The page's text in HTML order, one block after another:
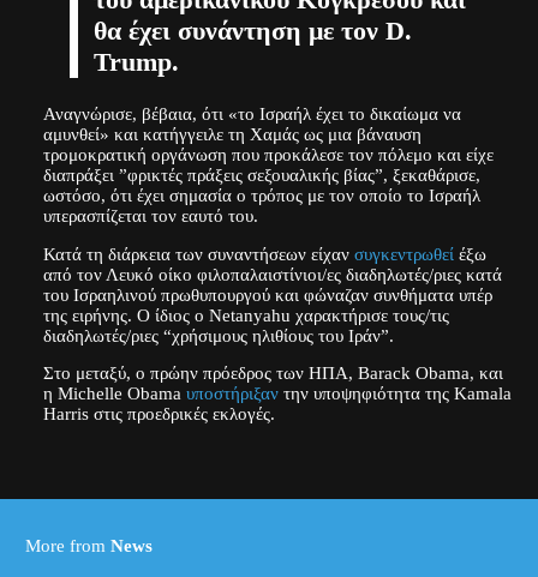
θα έχει συνάντηση με τον D.
Trump.
Αναγνώρισε, βέβαια, ότι «το Ισραήλ έχει το δικαίωμα να
αμυνθεί» και κατήγγειλε τη Χαμάς ως μια βάναυση
τρομοκρατική οργάνωση που προκάλεσε τον πόλεμο και είχε
διαπράξει ”φρικτές πράξεις σεξουαλικής βίας”, ξεκαθάρισε,
ωστόσο, ότι έχει σημασία ο τρόπος με τον οποίο το Ισραήλ
υπερασπίζεται τον εαυτό του.
Κατά τη διάρκεια των συναντήσεων είχαν συγκεντρωθείέξω
από τον Λευκό οίκο φιλοπαλαιστίνιοι/ες διαδηλωτές/ριες κατά
του Ισραηλινού πρωθυπουργού και φώναζαν συνθήματα υπέρ
της ειρήνης. Ο ίδιος ο Netanyahu χαρακτήρισε τους/τις
διαδηλωτές/ριες “χρήσιμους ηλιθίους του Ιράν”.
Στο μεταξύ, ο πρώην πρόεδρος των ΗΠΑ, Barack Obama, και
η Michelle Obama υποστήριξαντην υποψηφιότητα της Kamala
Harris στις προεδρικές εκλογές.
(ΜΙΧΑΛΗΣ ΚΑΡΑΓΙΑΝΝΗΣ/EUROKINISSI)